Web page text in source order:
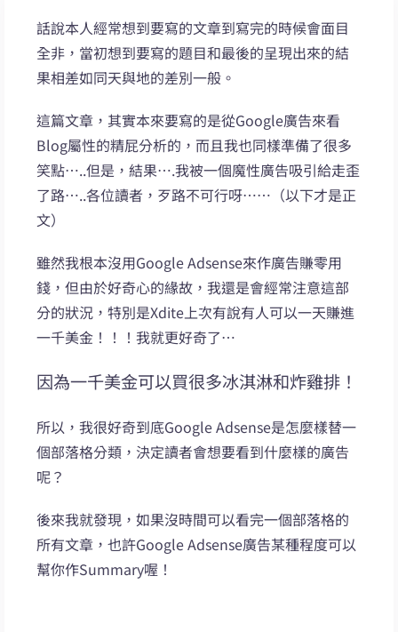
話說本人經常想到要寫的文章到寫完的時候會面目
全非，當初想到要寫的題目和最後的呈現出來的結
果相差如同天與地的差別一般。
這篇文章，其實本來要寫的是從Google廣告來看
Blog屬性的精屁分析的，而且我也同樣準備了很多
笑點…..但是，結果….我被一個魔性廣告吸引給走歪
了路…..各位讀者，歹路不可行呀……（以下才是正
文）
雖然我根本沒用Google Adsense來作廣告賺零用
錢，但由於好奇心的緣故，我還是會經常注意這部
分的狀況，特別是Xdite上次有說有人可以一天賺進
一千美金！！！我就更好奇了…
因為一千美金可以買很多冰淇淋和炸雞排！
所以，我很好奇到底Google Adsense是怎麼樣替一
個部落格分類，決定讀者會想要看到什麼樣的廣告
呢？
後來我就發現，如果沒時間可以看完一個部落格的
所有文章，也許Google Adsense廣告某種程度可以
幫你作Summary喔！